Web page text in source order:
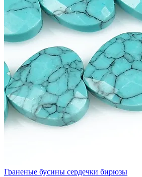
Граненые бусины сердечки бирюзы